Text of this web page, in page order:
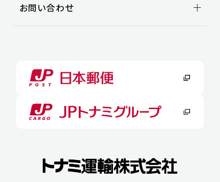
お問い合わせ